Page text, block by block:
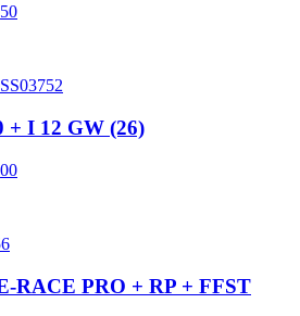
+ I 12 GW (26)
RACE PRO + RP + FFST